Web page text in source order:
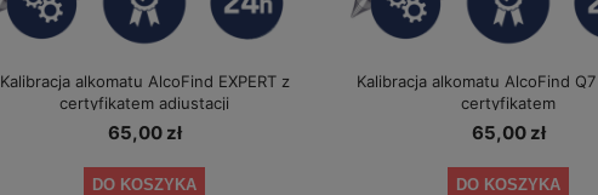
Kalibracja alkomatu AlcoFind EXPERT z
certyfikatem adiustacji
65,00 zł
DO KOSZYKA
Kalibracja alkomatu AlcoFind
certyfikatem
65,00 zł
DO KOSZYKA